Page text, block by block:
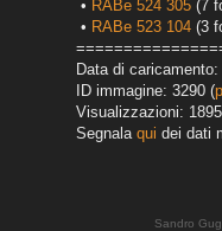
• RABe 524 305 (7
• RABe 523 104 (3
Data di
ID immagine: 3290 (
Visualizzazioni: 1895
Segnala qui dei dati
Sandro